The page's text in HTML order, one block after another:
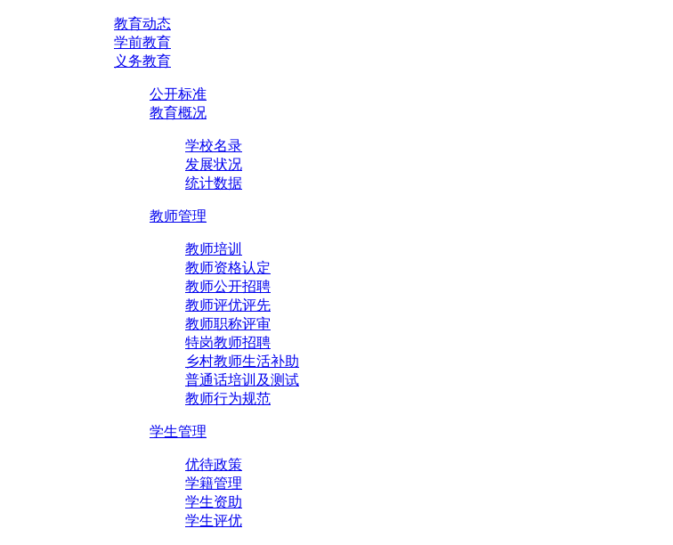
教育动态
学前教育
义务教育
公开标准
教育概况
学校名录
发展状况
统计数据
教师管理
教师培训
教师资格认定
教师公开招聘
教师评优评先
教师职称评审
特岗教师招聘
乡村教师生活补助
普通话培训及测试
教师行为规范
学生管理
优待政策
学籍管理
学生资助
学生评优